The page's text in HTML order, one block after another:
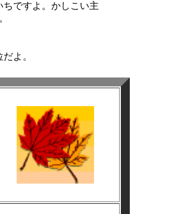
ですよ。かしこい主
よ。